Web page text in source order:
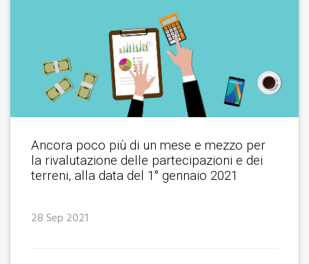
Ancora poco più di un mese e mezzo per
la rivalutazione delle partecipazioni e dei
terreni, alla data del 1° gennaio 2021
28 Sep 2021